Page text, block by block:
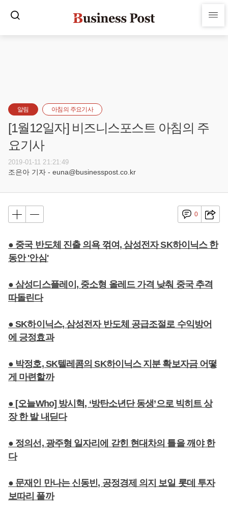
알림 아침의 주요기사
[1월12일자] 비즈니스포스트 아침의 주
요기사
2019-01-11 21:21:49
조은아 기자 - euna@businesspost.co.kr
0
● 중국 반도체 진출 의욕 꺾여, 삼성전자 SK하이닉스 한
동안 '안심'
● 삼성디스플레이, 중소형 올레드 가격 낮춰 중국 추격
따돌린다
● SK하이닉스, 삼성전자 반도체 공급조절로 수익방어
에 긍정효과
● 박정호, SK텔레콤의 SK하이닉스 지분 확보자금 어떻
게 마련할까
● [오늘Who] 방시혁, ‘방탄소년단 동생’으로 빅히트 상
장 한 발 내딛다
● 정의선, 광주형 일자리에 갇힌 현대차의 틀을 깨야 한
다
● 문재인 만나는 신동빈, 공정경제 의지 보일 롯데 투자
보따리 풀까